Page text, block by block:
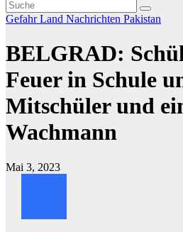
GefahrLand Nachrichten Pakistan
BELGRAD:
Feuer in Schule
Mitschüler und
Wachmann
Mai 3, 2023